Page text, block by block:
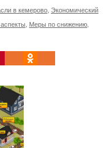
в кемерово Экономический
Меры по снижению